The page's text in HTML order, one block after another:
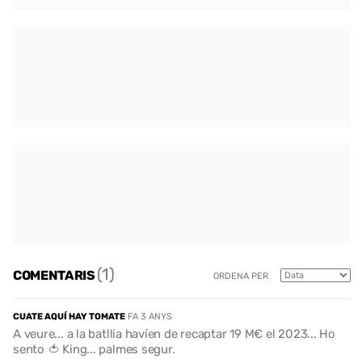
COMENTARIS(1) ORDENA PER
CUATE AQUÍ HAY TOMATE FA 3 ANYS
A veure... a la batllia havíen de recaptar 19 M€ el 2023... Ho
sento 🍅 King... palmes segur.